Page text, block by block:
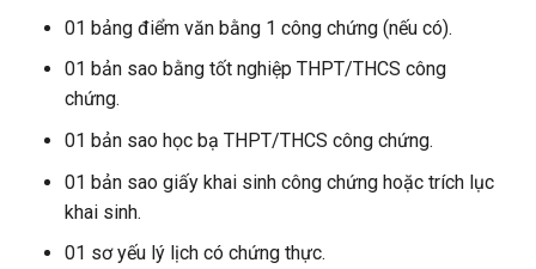
01 bảng điểm văn bằng 1 công chứng (nếu có).
01 bản sao bằng tốt nghiệp THPT/THCS công
chứng.
01 bản sao học bạ THPT/THCS công chứng.
01 bản sao giấy khai sinh công chứng hoặc trích lục
khai sinh.
01 sơ yếu lý lịch có chứng thực.